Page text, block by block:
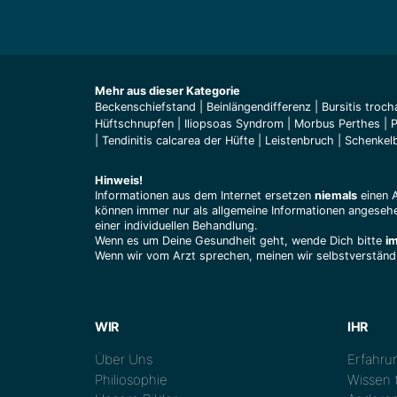
Mehr aus dieser Kategorie
Beckenschiefstand
Beinlängendifferenz Bursitis
Hüftschnupfen
Iliopsoas Syndrom Morbus Perthes
Tendinitis calcarea der Hüfte Leistenbruch
Hinweis!
Informationen aus dem Internet ersetzen niemals einen
können immer nur als allgemeine Informationen
einer individuellen Behandlung.
Wenn es um Deine Gesundheit geht, wende Dich bitte
Wenn wir vom Arzt sprechen, meinen wir
WIR
Über Uns
Philiosophie
IHR
Wissen